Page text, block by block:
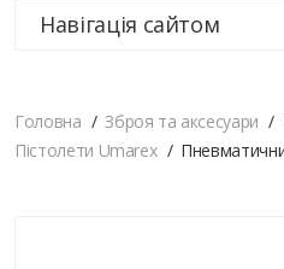
Навігація сайтом
Головна Зброя та аксесуари
Пістолети Umarex